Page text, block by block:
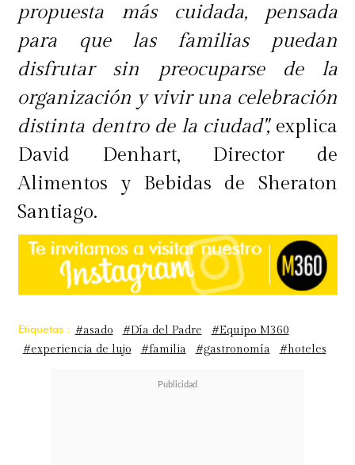
propuesta más cuidada, pensada
para que las familias puedan
disfrutar sin preocuparse de la
organización y vivir una celebración
distinta dentro de la ciudad",explica
David Denhart, Director de
Alimentos y Bebidas de Sheraton
Santiago.
Etiquetas : #asado #Día del Padre
#Equipo M360
#experiencia de lujo
#familia #gastronomía #hoteles